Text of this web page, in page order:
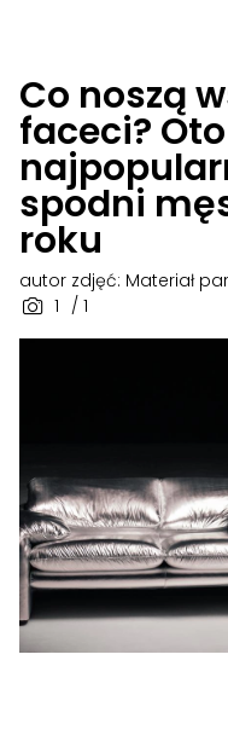
Co noszą
faceci? Oto
spodni
roku
1 / 1
autor zdjęć: Materiał